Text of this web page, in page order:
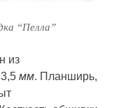
“Пелла”
из
3,5мм. Планширь,